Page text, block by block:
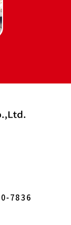
7836